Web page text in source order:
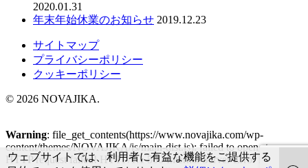
2020.01.31
年末年始休業のお知らせ 2019.12.23
サイトマップ
プライバシーポリシー
クッキーポリシー
© 2026 NOVAJIKA.
Warning: file_get_contents(https://www.novajika.com/wp-
content/themes/NOVAJIKA/js/main-dist.js): failed to open stream:
HTTP request failed! HTTP/1.1 500 Internal Server Error in
ウェブサイトでは、利用者に有益な機能をご提供する